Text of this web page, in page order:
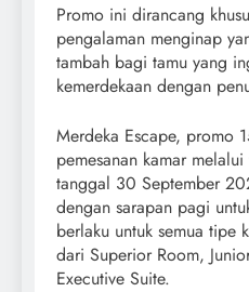
Promo ini dirancang
pengalaman menginap
tambah bagi tamu yang
kemerdekaan dengan
Merdeka Escape, promo
pemesanan kamar
tanggal 30 September
dengan sarapan pagi
berlaku untuk semua tipe
dari Superior Room,
Executive Suite.